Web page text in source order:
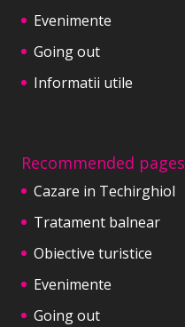
Evenimente
Going out
Informatii utile
Recommended pages
Cazare in Techirghiol
Tratament balnear
Obiective turistice
Evenimente
Going out